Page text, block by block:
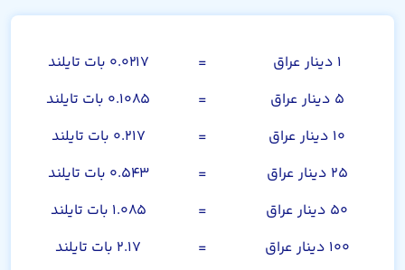
۱ دینار عراق =
۰.۰۲۱۷ بات تایلند
۵ دینار عراق
=
۰.۱۰۸۵ بات تایلند
۱۰ دینار عراق
=
۰.۲۱۷ بات تایلند
۲۵ دینار عراق
=
۰.۵۴۳ بات تایلند
۵۰ دینار عراق
=
۱.۰۸۵ بات تایلند
۱۰۰ دینار عراق
=
۲.۱۷ بات تایلند